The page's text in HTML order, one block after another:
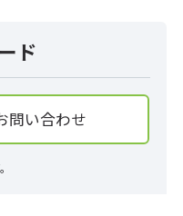
ド
問い合わせ